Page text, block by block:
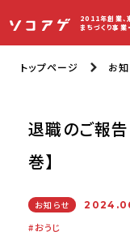
2011年創業、
まちづくり事
トップページ お
退職のご報
巻】
お知らせ
おうじ